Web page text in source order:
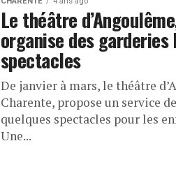
Le théâtre
organise des
spectacles
De janvier à mars, le théâtre
Charente, propose un service
quelques spectacles pour les
Une...